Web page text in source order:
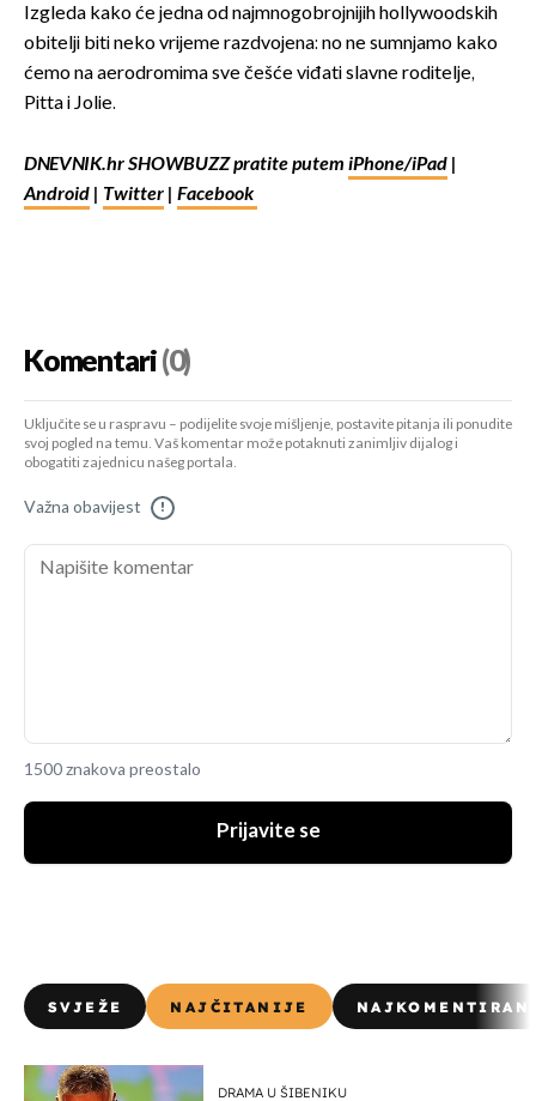
Izgleda kako će jedna od najmnogobrojnijih hollywoodskih
obitelji biti neko vrijeme razdvojena: no ne sumnjamo kako
ćemo na aerodromima sve češće viđati slavne roditelje,
Pitta i Jolie.
DNEVNIK.hr SHOWBUZZ pratite putem iPhone/iPad |
Android | Twitter | Facebook
Komentari(0)
Uključite se u raspravu – podijelite svoje mišljenje, postavite pitanja ili ponudite
svoj pogled na temu. Vaš komentar može potaknuti zanimljiv dijalog i
obogatiti zajednicu našeg portala.
Važna obavijest !
1500 znakova preostalo
Prijavite se
SVJEŽE NAJČITANIJE
DRAMA U ŠIBENIKU